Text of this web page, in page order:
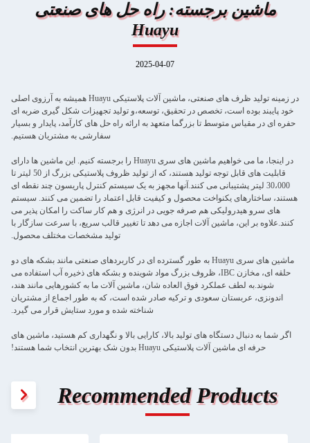
ماشین برجسته: راه حل های صنعتی
Huayu
2025-04-07
در زمینه تولید ظرف های صنعتی، ماشین آلات پلاستیکی Huayu همیشه به آرزوی اصلی
خود پایبند بوده است، تخصص در تحقیق، توسعه،و تولید تجهیزات شکل گیری ضربه ای
حفره ای در مقیاس متوسط تا بزرگما متعهد به ارائه راه حل های کارآمد، پایدار و بسیار
سفارشی به مشتریان هستیم.
در اینجا، ما می خواهیم ماشین های سری Huayu را برجسته کنیم. این ماشین ها دارای
قابلیت های قابل توجه تولید هستند، که از تولید ظروف پلاستیکی بزرگ از 50 لیتر تا
30،000 لیتر پشتیبانی می کنند.آنها مجهز به یک سیستم کنترل پاریسون چند نقطه ای
هستند، ساختارهای یکنواخت محصول و کیفیت قابل اعتماد را تضمین می کنند. سیستم
های سرو هیدرولیکی هم صرفه جویی در انرژی و هم کار ساکت را امکان پذیر می
کنند.علاوه بر اين، ماشین آلات اجازه می دهد تا تغییر قالب سریع، با سرعت سازگار با
تولید مشخصات مختلف محصول.
ماشین های سری Huayu به طور گسترده ای در کاربردهای صنعتی مانند بشکه های دو
حلقه ای، مخازن IBC، ظروف بزرگ مواد شوینده و بشکه های ذخیره آب استفاده می
شوند.به لطف عملکرد فوق العاده شان، ماشین آلات ما به کشورهایی مانند هند،
اندونزی، عربستان سعودی و ترکیه صادر شده است، که به طور اجماع از مشتریان
شناخته شده و مورد ستایش قرار می گیرد.
اگر شما به دنبال دستگاه های تولید بالا، کارایی بالا و نگهداری کم هستید، ماشین های
حرفه ای ماشین آلات پلاستیکی Huayu بدون شک بهترین انتخاب شما هستند!
Recommended Products